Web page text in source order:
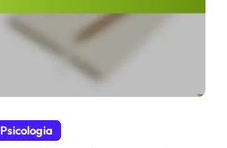
Psicologia